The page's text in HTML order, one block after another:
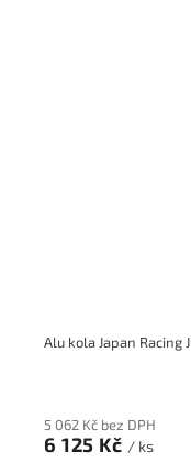
Alu kola Japan Racing
5 062 Kč bez DPH
6 125 Kč / ks